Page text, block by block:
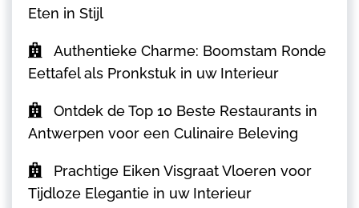
Eten in Stijl
Authentieke Charme: Boomstam Ronde
Eettafel als Pronkstuk in uw Interieur
Ontdek de Top 10 Beste Restaurants in
Antwerpen voor een Culinaire Beleving
Prachtige Eiken Visgraat Vloeren voor
Tijdloze Elegantie in uw Interieur